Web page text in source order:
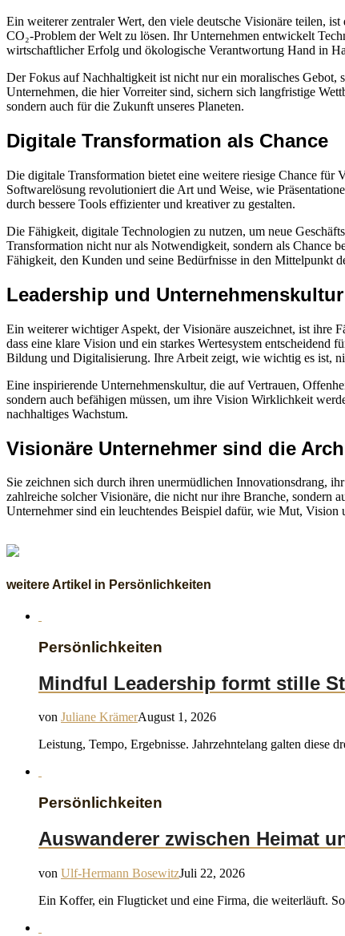
Ein weiterer zentraler Wert, den viele deutsche Visionäre teilen,
CO₂-Problem der Welt zu lösen. Ihr Unternehmen entwickelt
wirtschaftlicher Erfolg und ökologische Verantwortung Hand in
Der Fokus auf Nachhaltigkeit ist nicht nur ein moralisches
Unternehmen, die hier Vorreiter sind, sichern sich langfristige
sondern auch für die Zukunft unseres Planeten.
Digitale Transformation als Chance
Die digitale Transformation bietet eine weitere riesige Chance
Softwarelösung revolutioniert die Art und Weise, wie
durch bessere Tools effizienter und kreativer zu gestalten.
Die Fähigkeit, digitale Technologien zu nutzen, um neue
Transformation nicht nur als Notwendigkeit, sondern als Chance
Fähigkeit, den Kunden und seine Bedürfnisse in den Mittelpunkt
Leadership und Unternehmenskultur
Ein weiterer wichtiger Aspekt, der Visionäre auszeichnet, ist ihre
dass eine klare Vision und ein starkes Wertesystem entscheidend
Bildung und Digitalisierung. Ihre Arbeit zeigt, wie wichtig es ist,
Eine inspirierende Unternehmenskultur, die auf Vertrauen,
sondern auch befähigen müssen, um ihre Vision Wirklichkeit
nachhaltiges Wachstum.
Visionäre Unternehmer sind die
Sie zeichnen sich durch ihren unermüdlichen Innovationsdrang,
zahlreiche solcher Visionäre, die nicht nur ihre Branche, sondern
Unternehmer sind ein leuchtendes Beispiel dafür, wie Mut,
weitere Artikel in Persönlichkeiten
Persönlichkeiten
Mindful Leadership formt stille
von Juliane KrämerAugust 1, 2026
Leistung, Tempo, Ergebnisse. Jahrzehntelang galten diese
Persönlichkeiten
Auswanderer zwischen Heimat
von Ulf-Hermann BosewitzJuli 22, 2026
Ein Koffer, ein Flugticket und eine Firma, die weiterläuft.